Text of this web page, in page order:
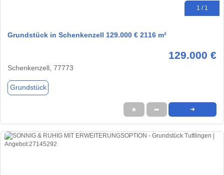
1 / 1
Grundstück in Schenkenzell 129.000 € 2116 m²
129.000 €
Schenkenzell, 77773
Grundstück
★ ➦ ➜